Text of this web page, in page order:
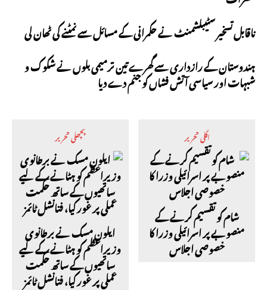
ناقابل تسخیر سٹیبلشمنٹ نے حکمرانی کے مسائل سے نمٹنے کی ٹھان لی
ہندوستان کے رازداری سے گھرے تین ترمیمی بلوں نے شکوک و
شبہات اور سیاسی آتش فشاں کو جنم دے دیا
پچھلی تحریر
ایلون مسک نے برطانوی
وزیراعظم کو ہٹانے کے لیے
ساتھیوں کے ساتھ حکمت
عملی پر غور کیا، فنانشل ٹائمز
اگلی تحریر
شام کو تقسیم کرنے کے
منصوبے پر اسرائیلی وزرا کا
خصوصی اجلاس